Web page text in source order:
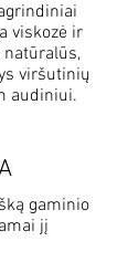
viskozė ir
viršutinių
audiniui.
gaminio
jį